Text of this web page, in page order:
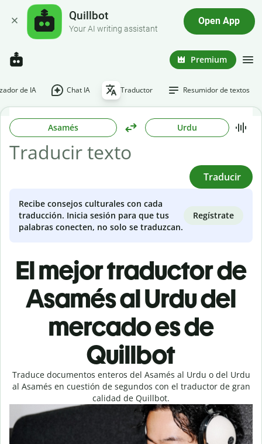
Quillbot
Your AI writing assistant
Open App
Premium
de IA Chat IA Traductor Resumidor de textos
Asamés Urdu
Traducir
Recibe consejos culturales con cada
traducción. Inicia sesión para que tus
palabras conecten, no solo se traduzcan.
Regístrate
El mejor traductor de
Asamés al Urdu del
mercado es de
Quillbot
Traduce documentos enteros del Asamés al Urdu o del Urdu
al Asamés en cuestión de segundos con el traductor de gran
calidad de Quillbot.